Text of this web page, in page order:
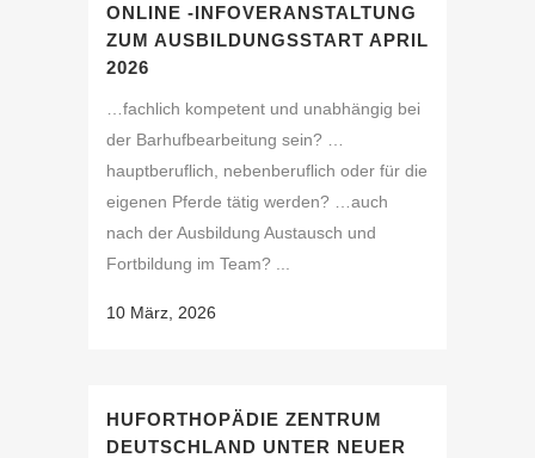
ONLINE -INFOVERANSTALTUNG
ZUM AUSBILDUNGSSTART APRIL
2026
…fachlich kompetent und unabhängig bei
der Barhufbearbeitung sein? …
hauptberuflich, nebenberuflich oder für die
eigenen Pferde tätig werden? …auch
nach der Ausbildung Austausch und
Fortbildung im Team? ...
10 März, 2026
HUFORTHOPÄDIE ZENTRUM
DEUTSCHLAND UNTER NEUER